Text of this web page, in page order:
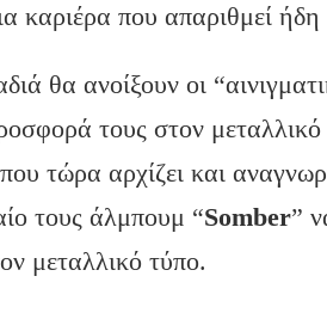
καριέρα που απαριθμεί ήδη
θα ανοίξουν οι
τους στον
τώρα αρχίζει και
τους άλμπουμ “Somber”
μεταλλικό τύπο.